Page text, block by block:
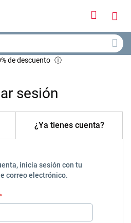
Iniciar
de descuento ⓘ
sesión
¿Ya tienes cuenta?
inicia sesión con tu
correo electrónico.